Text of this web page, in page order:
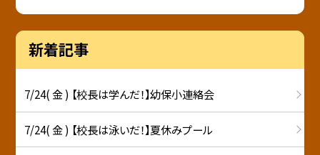
新着記事
7/24( 金 ) 【校長は学んだ！】幼保小連絡会
7/24( 金 ) 【校長は泳いだ！】夏休みプール